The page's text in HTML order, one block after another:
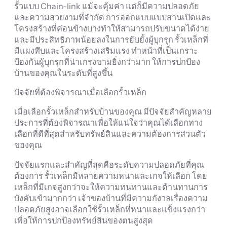
รั้วแบบ Chain-link แม้จะคุ้มค่า แต่ก็มีความปลอดภัย
และความสวยงามที่จำกัด การออกแบบแบบสานเปิดและ
โครงสร้างที่ค่อนข้างบางทำให้สามารถปรับขนาดได้ง่าย
และมีประสิทธิภาพน้อยลงในการยับยั้งผู้บุกรุก รั้วเหล็กที่
มีแผงทึบและโครงสร้างเสริมแรง ทำหน้าที่เป็นเกราะ
ป้องกันผู้บุกรุกที่น่าเกรงขามยิ่งกว่ามาก ให้การปกป้อง
บ้านของคุณในระดับที่สูงขึ้น
ปัจจัยที่ต้องพิจารณาเมื่อเลือกรั้วเหล็ก
เมื่อเลือกรั้วเหล็กสำหรับบ้านของคุณ มีปัจจัยสำคัญหลาย
ประการที่ต้องพิจารณาเพื่อให้แน่ใจว่าคุณได้เลือกทาง
เลือกที่ดีที่สุดสำหรับทรัพย์สินและความต้องการส่วนตัว
ของคุณ
ปัจจัยแรกและสำคัญที่สุดคือระดับความปลอดภัยที่คุณ
ต้องการ รั้วเหล็กมีหลายความหนาและเกจให้เลือก โดย
เหล็กที่มีเกจสูงกว่าจะให้ความทนทานและต้านทานการ
บังคับเข้ามากกว่า เจ้าของบ้านที่มีความกังวลเรื่องความ
ปลอดภัยสูงอาจเลือกใช้รั้วเหล็กที่หนาและแข็งแรงกว่า
เพื่อให้การปกป้องทรัพย์สินของตนสูงสุด